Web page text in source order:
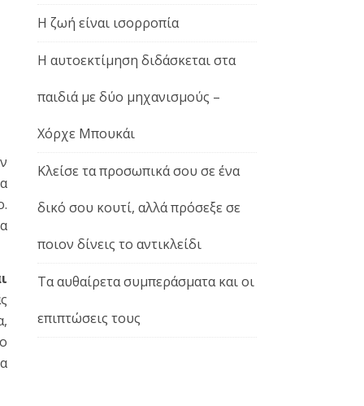
Η ζωή είναι ισορροπία
Η αυτοεκτίμηση διδάσκεται στα
παιδιά με δύο μηχανισμούς –
Χόρχε Μπουκάι
Κλείσε τα προσωπικά σου σε ένα
δικό σου κουτί, αλλά πρόσεξε σε
ποιον δίνεις το αντικλείδι
Τα αυθαίρετα συμπεράσματα και οι
επιπτώσεις τους